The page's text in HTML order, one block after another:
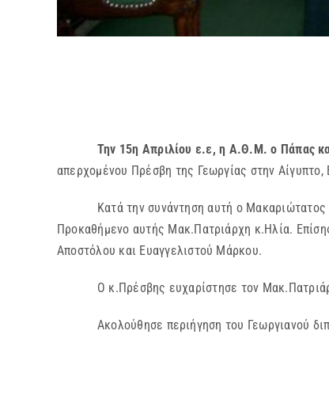
Την 15η Απριλίου ε.ε, η Α.Θ.Μ. ο Πάπας
απερχομένου Πρέσβη της Γεωργίας στην
Κατά την συνάντηση αυτή ο Μακαριώτατος
Προκαθήμενο αυτής Μακ.Πατριάρχη κ.Ηλία.
Αποστόλου και Ευαγγελιστού Μάρκου.
Ο κ.Πρέσβης ευχαρίστησε τον Μακ.Πατριάρχη
Ακολούθησε περιήγηση του Γεωργιανού